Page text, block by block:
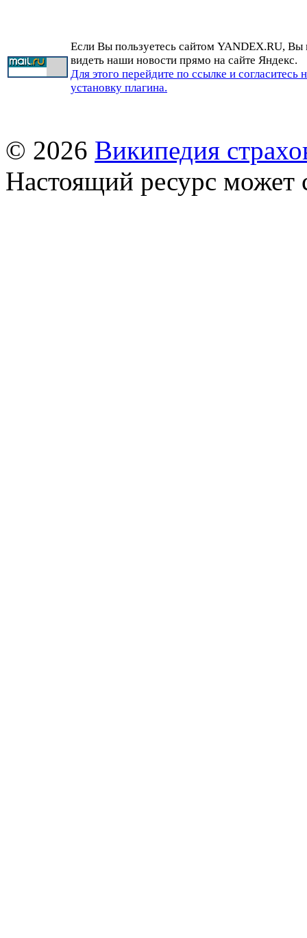
Если Вы пользуетесь сайтом YANDEX.RU, Вы
видеть наши новости прямо на сайте Яндекс.
Для этого перейдите по ссылке и согласитесь
установку плагина.
© 2026 Википедия
Настоящий ресурс может